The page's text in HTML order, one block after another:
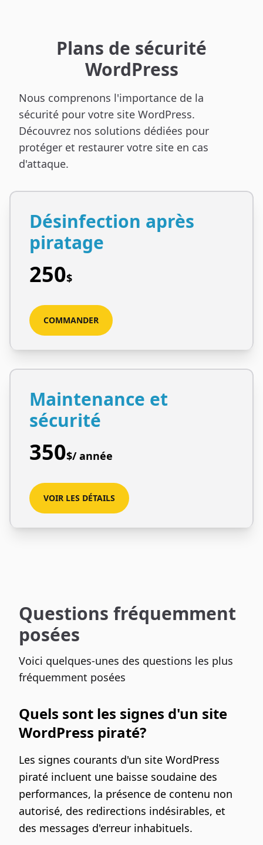
Plans de sécurité
WordPress
Nous comprenons l'importance de la
sécurité pour votre site WordPress.
Découvrez nos solutions dédiées pour
protéger et restaurer votre site en cas
d'attaque.
Désinfection après
piratage
250$
COMMANDER
Maintenance et
sécurité
350$/ année
VOIR LES DÉTAILS
Questions fréquemment
posées
Voici quelques-unes des questions les plus
fréquemment posées
Quels sont les signes d'un site
WordPress piraté?
Les signes courants d'un site WordPress
piraté incluent une baisse soudaine des
performances, la présence de contenu non
autorisé, des redirections indésirables, et
des messages d'erreur inhabituels.